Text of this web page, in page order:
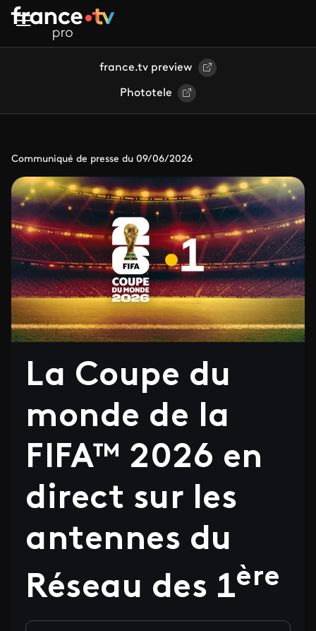
Aller au contenu principal
france.tv preview
Phototele
Communiqué de presse du 09/06/2026
La Coupe du
monde de la
FIFA™ 2026 en
direct sur les
antennes du
Réseau des 1ère